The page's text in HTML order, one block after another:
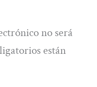
no será
están